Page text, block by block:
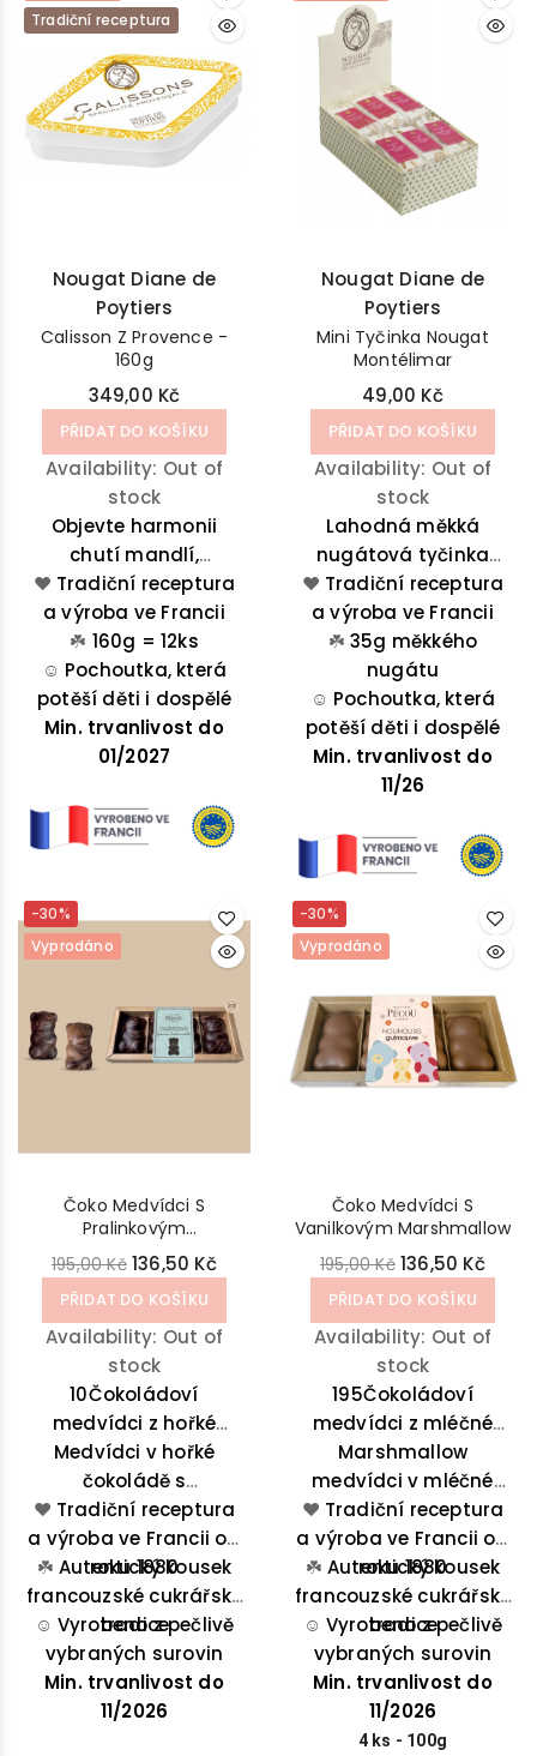
Tradiční receptura
Nougat Diane de
Poytiers
Calisson Z Provence -
160g
349,00 Kč
PŘIDAT DO KOŠÍKU
Availability: Out of
stock
Objevte harmonii
chutí mandlí,
kandovaného
melounu a
pomerančové kůry v
této oválné pochoutce
se špičatými konci –
ideální volba pro
každou příležitost.
❤️ Tradiční receptura
a výroba ve Francii
☘️ 160g = 12ks
☺️ Pochoutka, která
potěší děti i dospělé
Min. trvanlivost do
01/2027
Nougat Diane de
Poytiers
Mini Tyčinka Nougat
Montélimar
49,00 Kč
PŘIDAT DO KOŠÍKU
Availability: Out of
stock
Lahodná měkká
nugátová tyčinka
z Montélimar
je harmonickou směsí
medu z Provence,
mandlí, pistácií a
vanilky.
❤️ Tradiční receptura
a výroba ve Francii
☘️ 35g měkkého
nugátu
☺️ Pochoutka, která
potěší děti i dospělé
Min. trvanlivost do
11/26
-30%
Vyprodáno
Čoko Medvídci S
Pralinkovým
Marshmallow
195,00 Kč 136,50 Kč
PŘIDAT DO KOŠÍKU
Availability: Out of
stock
10Čokoládoví
medvídci z hořké
čokoládyplněné
pralinkovým
marschmallow - 4ks.
Medvídci v hořké
čokoládě s
pralinkovým
marschmallow –
jemně se rozplývají na
jazyku, křupnou při
prvním soustu a
potěší pokaždé, když
máte chuť na něco
výjimečného.
❤️ Tradiční receptura
a výroba ve Francii od
roku 1880
☘️ Autentický kousek
francouzské cukrářské
tradice
☺️ Vyrobeno z pečlivě
vybraných surovin
Min. trvanlivost do
11/2026
-30%
Vyprodáno
Čoko Medvídci S
Vanilkovým Marshmallow
195,00 Kč 136,50 Kč
PŘIDAT DO KOŠÍKU
Availability: Out of
stock
195Čokoládoví
medvídci z mléčné
čokolády plněné
vanilkovým
marschmallow - 4ks.
Marshmallow
medvídci v mléčné
čokoládě – jemně se
rozplývají na jazyku,
křupnou při prvním
soustu a potěší
pokaždé, když máte
chuť na něco
výjimečného.
❤️ Tradiční receptura
a výroba ve Francii od
roku 1880
☘️ Autentický kousek
francouzské cukrářské
tradice
☺️ Vyrobeno z pečlivě
vybraných surovin
Min. trvanlivost do
11/2026
4 ks - 100g